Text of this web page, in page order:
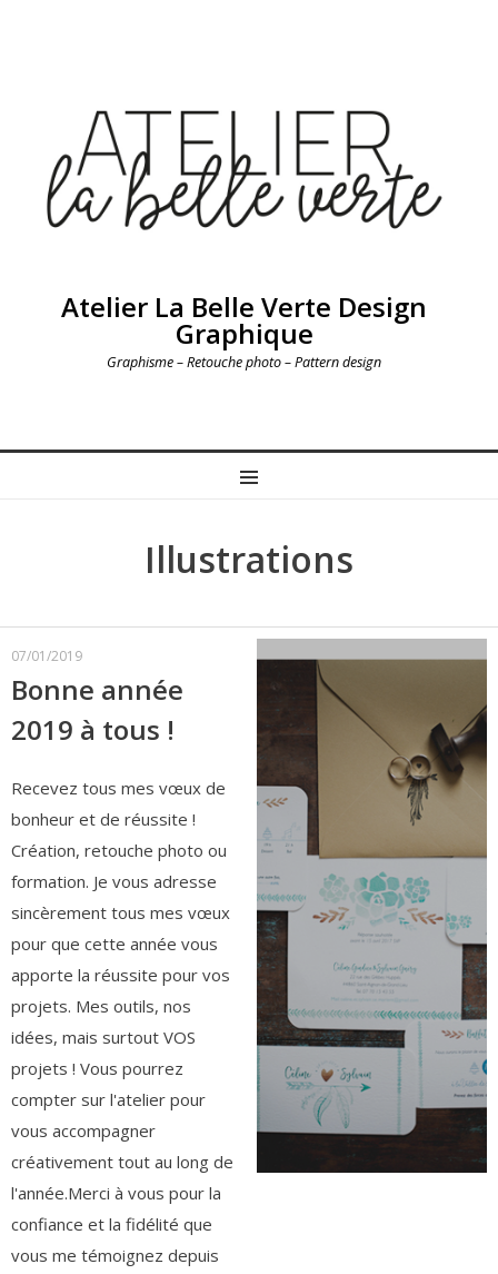
Atelier La Belle Verte Design
Graphique
Graphisme – Retouche photo – Pattern design
MENU
Illustrations
07/01/2019
Bonne année
2019 à tous !
Recevez tous mes vœux de
bonheur et de réussite !
Création, retouche photo ou
formation. Je vous adresse
sincèrement tous mes vœux
pour que cette année vous
apporte la réussite pour vos
projets. Mes outils, nos
idées, mais surtout VOS
projets ! Vous pourrez
compter sur l'atelier pour
vous accompagner
créativement tout au long de
l'année.Merci à vous pour la
confiance et la fidélité que
vous me témoignez depuis